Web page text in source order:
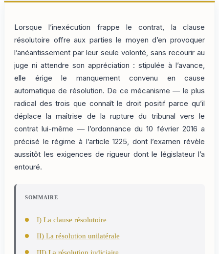
Lorsque l’inexécution frappe le contrat, la clause
résolutoire offre aux parties le moyen d’en provoquer
l’anéantissement par leur seule volonté, sans recourir au
juge ni attendre son appréciation : stipulée à l’avance,
elle érige le manquement convenu en cause
automatique de résolution. De ce mécanisme — le plus
radical des trois que connaît le droit positif parce qu’il
déplace la maîtrise de la rupture du tribunal vers le
contrat lui-même — l’ordonnance du 10 février 2016 a
précisé le régime à l’article 1225, dont l’examen révèle
aussitôt les exigences de rigueur dont le législateur l’a
entouré.
SOMMAIRE
I) La clause résolutoire
II) La résolution unilatérale